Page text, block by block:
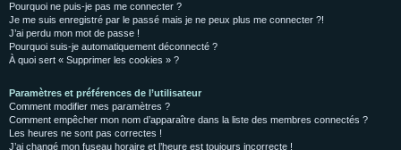
Pourquoi ne puis-je pas me connecter ?
Je me suis enregistré par le passé mais je ne peux plus me connecter ?!
J’ai perdu mon mot de passe !
Pourquoi suis-je automatiquement déconnecté ?
À quoi sert « Supprimer les cookies » ?
Paramètres et préférences de l’utilisateur
Comment modifier mes paramètres ?
Comment empêcher mon nom d’apparaître dans la liste des membres connectés ?
Les heures ne sont pas correctes !
J’ai changé mon fuseau horaire et l’heure est toujours incorrecte !